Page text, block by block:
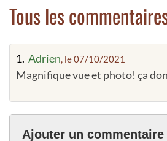
Tous les
1. Adrien , le 07/10/2021
Magnifique vue et photo! ça
Ajouter un commentaire